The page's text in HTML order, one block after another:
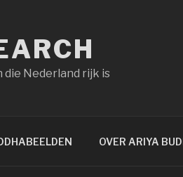
Nederland rijk is
OVER ARIYA